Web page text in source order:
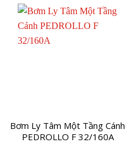
Bơm Ly Tâm Một Tầng Cánh
PEDROLLO F 32/160A